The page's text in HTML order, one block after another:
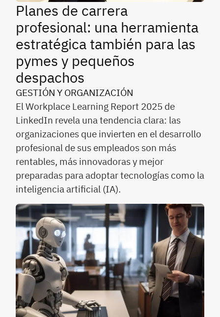
Planes de carrera
profesional: una herramienta
estratégica también para las
pymes y pequeños
despachos
GESTIÓN Y ORGANIZACIÓN
El Workplace Learning Report 2025 de
LinkedIn revela una tendencia clara: las
organizaciones que invierten en el desarrollo
profesional de sus empleados son más
rentables, más innovadoras y mejor
preparadas para adoptar tecnologías como la
inteligencia artificial (IA).